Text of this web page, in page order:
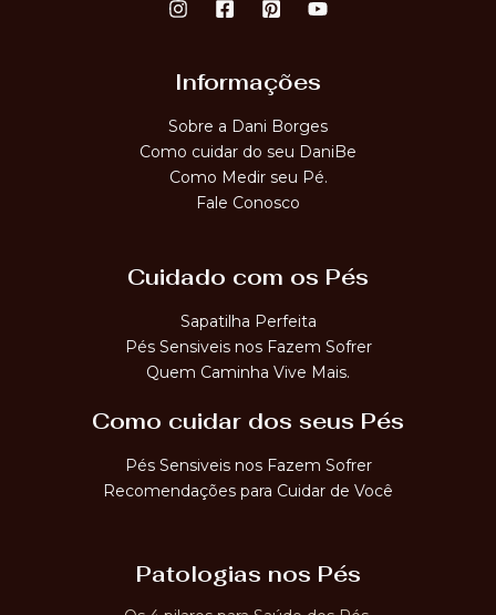
Informações
Sobre a Dani Borges
Como cuidar do seu DaniBe
Como Medir seu Pé.
Fale Conosco
Cuidado com os Pés
Sapatilha Perfeita
Pés Sensiveis nos Fazem Sofrer
Quem Caminha Vive Mais.
Como cuidar dos seus Pés
Pés Sensiveis nos Fazem Sofrer
Recomendações para Cuidar de Você
Patologias nos Pés